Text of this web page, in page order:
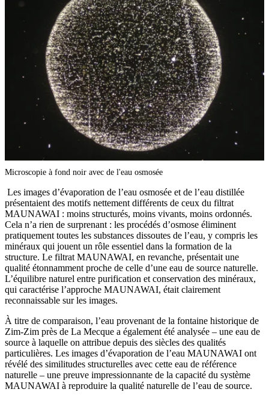
Microscopie à fond noir avec de l'eau osmosée
Les images d’évaporation de l’eau osmosée et de l’eau distillée
présentaient des motifs nettement différents de ceux du filtrat
MAUNAWAI : moins structurés, moins vivants, moins ordonnés.
Cela n’a rien de surprenant : les procédés d’osmose éliminent
pratiquement toutes les substances dissoutes de l’eau, y compris les
minéraux qui jouent un rôle essentiel dans la formation de la
structure. Le filtrat MAUNAWAI, en revanche, présentait une
qualité étonnamment proche de celle d’une eau de source naturelle.
L’équilibre naturel entre purification et conservation des minéraux,
qui caractérise l’approche MAUNAWAI, était clairement
reconnaissable sur les images.
À titre de comparaison, l’eau provenant de la fontaine historique de
Zim-Zim près de La Mecque a également été analysée – une eau de
source à laquelle on attribue depuis des siècles des qualités
particulières. Les images d’évaporation de l’eau MAUNAWAI ont
révélé des similitudes structurelles avec cette eau de référence
naturelle – une preuve impressionnante de la capacité du système
MAUNAWAI à reproduire la qualité naturelle de l’eau de source.